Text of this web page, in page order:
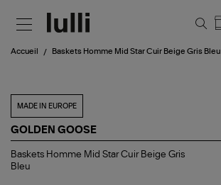
Accueil Baskets Homme Mid Star Cuir Beige Gris Bleu
MADE IN EUROPE
GOLDEN GOOSE
Baskets
Homme
Baskets Homme Mid Star Cuir Beige Gris
Bleu